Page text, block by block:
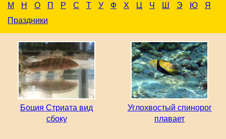
М
Н О П Р С Т У Ф Х Ц Ч Ш Э Ю
Я
Праздники
Боция Стриата вид
сбоку
Углохвостый спинорог
плавает